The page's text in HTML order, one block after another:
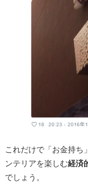
これだけで「お金持ち
ンテリアを楽しむ経済
でしょう。